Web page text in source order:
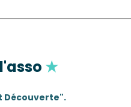
★
Découverte".